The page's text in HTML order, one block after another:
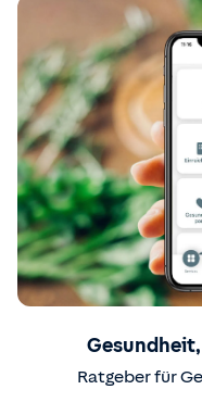
Gesundheit,
Ratgeber für